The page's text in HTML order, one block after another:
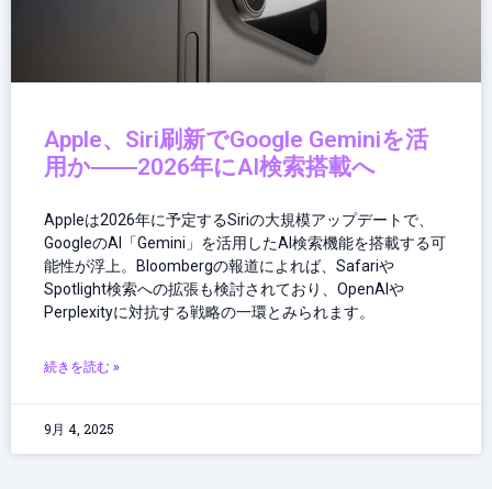
Apple、Siri刷新でGoogle Geminiを活
用か――2026年にAI検索搭載へ
Appleは2026年に予定するSiriの大規模アップデートで、
GoogleのAI「Gemini」を活用したAI検索機能を搭載する可
能性が浮上。Bloombergの報道によれば、Safariや
Spotlight検索への拡張も検討されており、OpenAIや
Perplexityに対抗する戦略の一環とみられます。
続きを読む »
9月 4, 2025